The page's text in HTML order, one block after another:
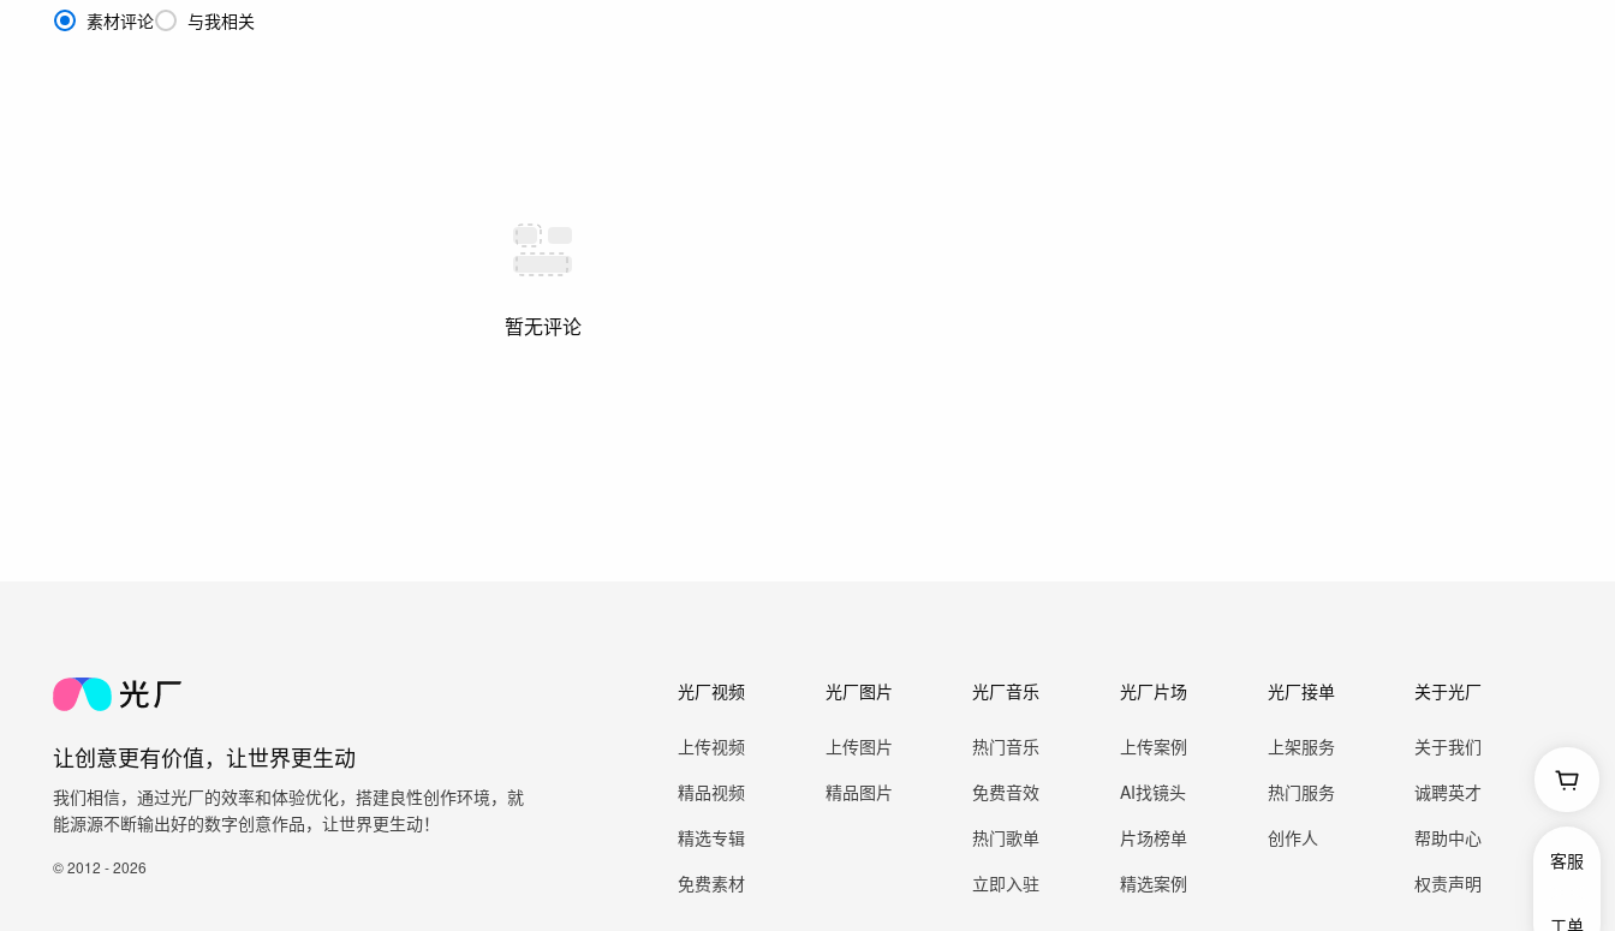
素材评论 与我相关
暂无评论
让创意更有价值，让世界更生动
我们相信，通过光厂的效率和体验优化，搭建良性创作环境，就
能源源不断输出好的数字创意作品，让世界更生动！
© 2012 - 2026
光厂视频
上传视频
精品视频
精选专辑
免费素材
光厂图片
上传图片
精品图片
光厂音乐
热门音乐
免费音效
热门歌单
立即入驻
光厂片场
上传案例
AI找镜头
片场榜单
精选案例
光厂接单
上架服务
热门服务
创作人
关于光厂
关于我们
诚聘英才
帮助中心
权责声明
客服
工单